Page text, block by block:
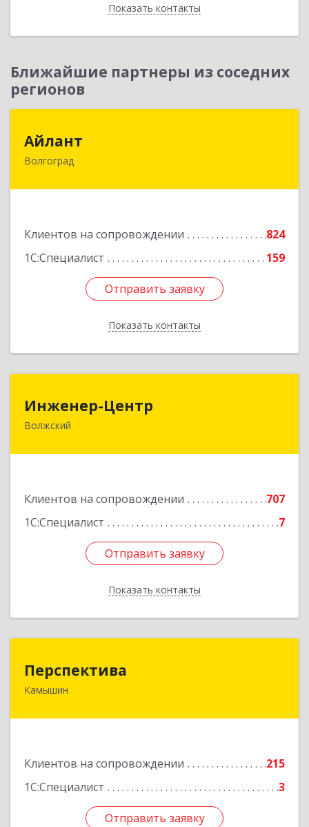
Показать контакты
Назад
Ближайшие партнеры из соседних
регионов
Айлант
Волгоград
Клиентов на сопровождении
824
1С:Специалист
159
Отправить заявку
Показать контакты
400001, Волгоградская обл, Волгоград г, им
Отправить заявку
Назад
Инженер-Центр
Волжский
Клиентов на сопровождении
707
1С:Специалист
7
Отправить заявку
Показать контакты
404120, Волгоградская обл, Волжский г, им
Отправить заявку
Назад
Перспектива
Камышин
Клиентов на сопровождении
215
1С:Специалист
3
Отправить заявку
Отправить заявку